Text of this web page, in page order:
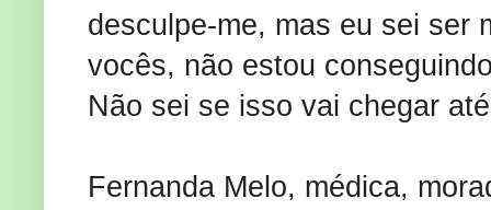
desculpe-me, mas eu sei ser
vocês, não estou
Não sei se isso vai chegar
Fernanda Melo, médica,